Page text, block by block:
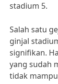
stadium 5.
Salah satu
ginjal
signifikan.
yang sudah
tidak